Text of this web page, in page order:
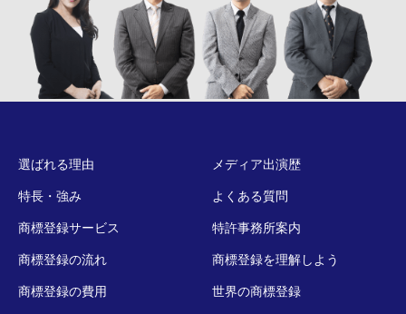
選ばれる理由
特長・強み
商標登録サービス
商標登録の流れ
商標登録の費用
メディア出演歴
よくある質問
特許事務所案内
商標登録を理解しよう
世界の商標登録